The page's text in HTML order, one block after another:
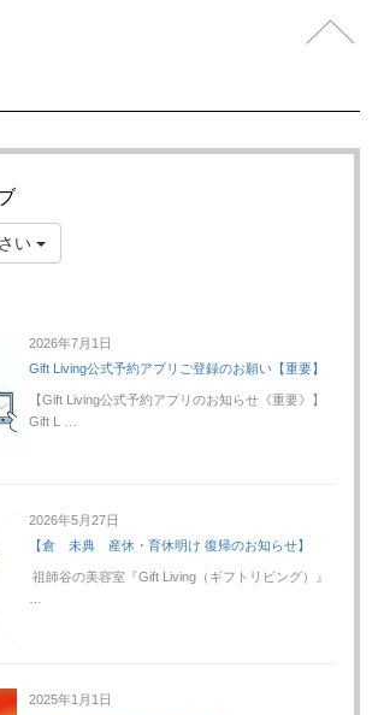
い
2026年7月1日
Gift Living公式予約アプリご登録のお願い【重要】
【Gift Living公式予約アプリのお知らせ《重要》】
Gift L …
2026年5月27日
【倉 未典 産休・育休明け 復帰のお知らせ】
祖師谷の美容室『Gift Living（ギフトリビング）』
2025年1月1日